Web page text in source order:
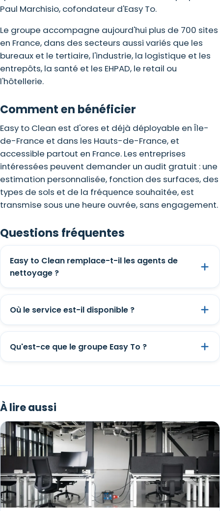
Paul Marchisio, cofondateur d'Easy To.
Le groupe accompagne aujourd'hui plus de 700 sites
en France, dans des secteurs aussi variés que les
bureaux et le tertiaire, l'industrie, la logistique et les
entrepôts, la santé et les EHPAD, le retail ou
l'hôtellerie.
Comment en bénéficier
Easy to Clean est d'ores et déjà déployable en Île-
de-France et dans les Hauts-de-France, et
accessible partout en France. Les entreprises
intéressées peuvent demander un audit gratuit : une
estimation personnalisée, fonction des surfaces, des
types de sols et de la fréquence souhaitée, est
transmise sous une heure ouvrée, sans engagement.
Questions fréquentes
Easy to Clean remplace-t-il les agents de
nettoyage ?
Où le service est-il disponible ?
Qu'est-ce que le groupe Easy To ?
À lire aussi